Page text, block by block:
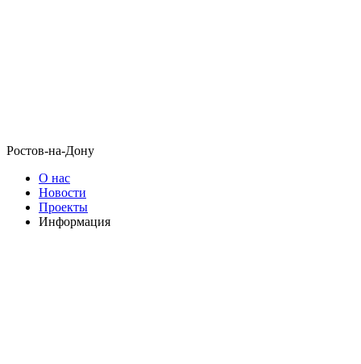
Ростов-на-Дону
О нас
Новости
Проекты
Информация